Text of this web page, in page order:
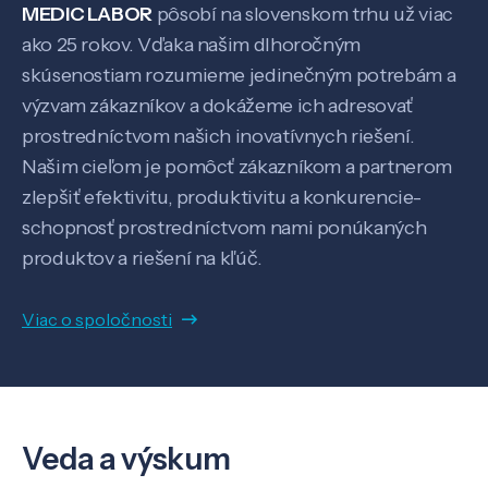
Know-how
O nás
Kontakt
MEDIC LABOR pôsobí na slovenskom trhu už viac
ako 25 rokov. Vďaka našim dlhoročným
skúsenostiam rozumieme jedinečným potrebám a
výzvam zákazníkov a dokážeme ich adresovať
prostredníctvom našich inovatívnych riešení.
Našim cieľom je pomôcť zákazníkom a partnerom
zlepšiť efektivitu, produktivitu a konkurencie-
schopnosť prostredníctvom nami ponúkaných
produktov a riešení na kľúč.
Viac o spoločnosti
Veda a výskum